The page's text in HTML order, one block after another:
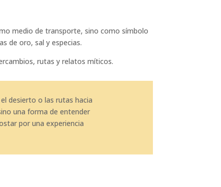
medio de transporte, sino como símbolo
de oro, sal y especias.
rutas y relatos míticos.
desierto o las rutas hacia
una forma de entender
por una experiencia